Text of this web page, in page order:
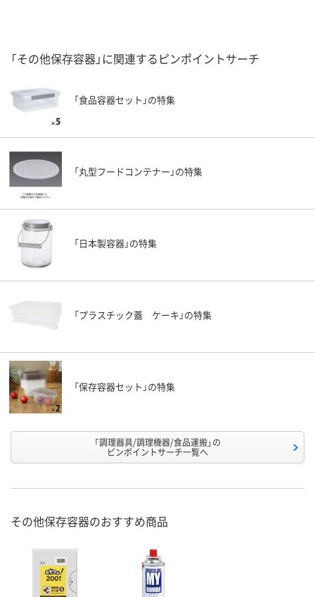
「その他保存容器」に関連するピンポイントサーチ
「食品容器セット」の特集
「丸型フードコンテナー」の特集
「日本製容器」の特集
「プラスチック蓋 ケーキ」の特集
「保存容器セット」の特集
「調理器具/調理機器/食品運搬」の
ピンポイントサーチ一覧へ
その他保存容器のおすすめ商品